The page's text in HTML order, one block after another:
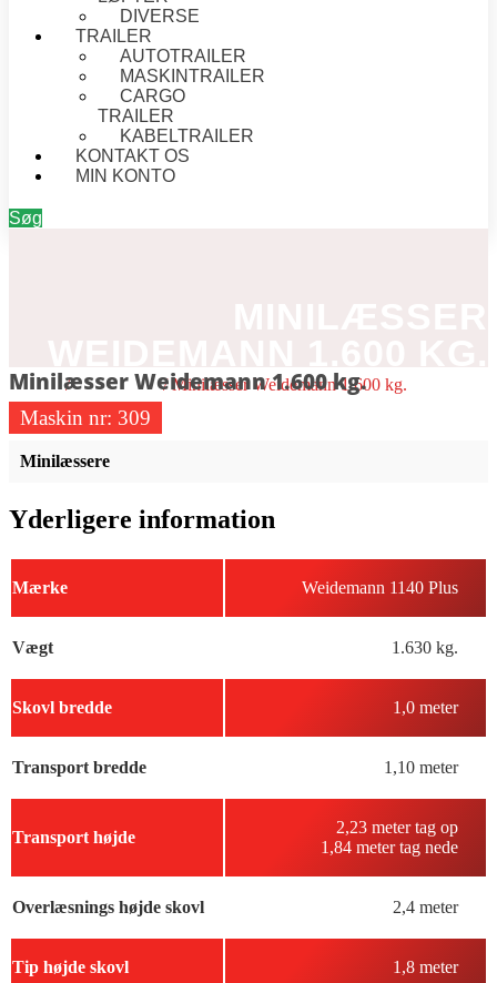
DIVERSE
TRAILER
AUTOTRAILER
MASKINTRAILER
CARGO
TRAILER
KABELTRAILER
KONTAKT OS
MIN KONTO
Søg
Forside /Minilæssere/ Minilæsser Weidemann 1.600 kg.
Minilæsser Weidemann 1.600 kg.
Maskin nr: 309
Minilæssere
Yderligere information
Mærke Weidemann 1140 Plus
Vægt 1.630 kg.
Skovl bredde 1,0 meter
Transport bredde 1,10 meter
Transport højde
2,23 meter tag op
1,84 meter tag nede
Overlæsnings højde skovl 2,4 meter
Tip højde skovl 1,8 meter